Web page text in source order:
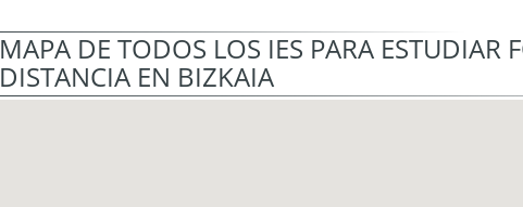
MAPA DE TODOS LOS IES PARA ESTUDIAR
DISTANCIA EN BIZKAIA